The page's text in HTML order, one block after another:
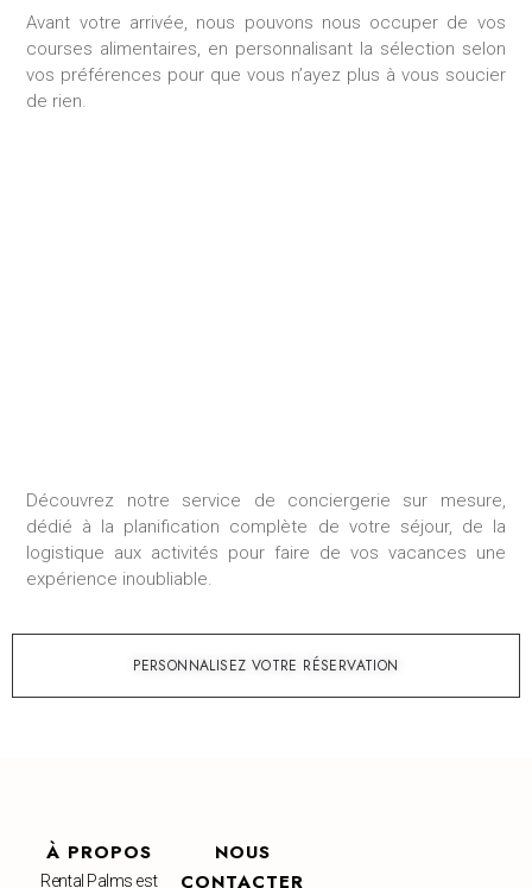
Avant votre arrivée, nous pouvons nous occuper de vos
courses alimentaires, en personnalisant la sélection selon
vos préférences pour que vous n’ayez plus à vous soucier
de rien.
Découvrez notre service de conciergerie sur mesure,
dédié à la planification complète de votre séjour, de la
logistique aux activités pour faire de vos vacances une
expérience inoubliable.
PERSONNALISEZ VOTRE RÉSERVATION
À PROPOS
Rental Palms est
NOUS
CONTACTER